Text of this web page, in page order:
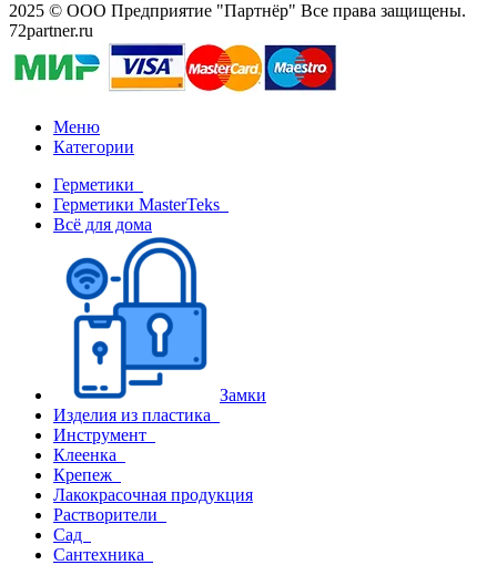
2025 © ООО Предприятие "Партнёр" Все права защищены.
72partner.ru
Меню
Категории
Герметики
Герметики MasterTeks
Всё для дома
Замки
Изделия из пластика
Инструмент
Клеенка
Крепеж
Лакокрасочная продукция
Растворители
Сад
Сантехника